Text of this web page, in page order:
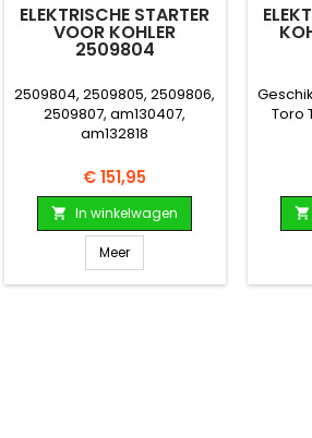
ELEKTRISCHE STARTER
VOOR KOHLER
2509804
2509804, 2509805, 2509806,
2509807, am130407,
am132818
Prijs
€ 151,95
 In winkelwagen
Meer
Toro
